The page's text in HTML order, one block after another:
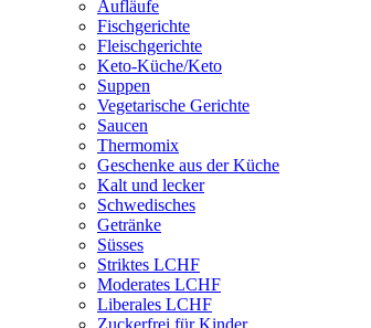
Aufläufe
Fischgerichte
Fleischgerichte
Keto-Küche/Keto
Suppen
Vegetarische Gerichte
Saucen
Thermomix
Geschenke aus der Küche
Kalt und lecker
Schwedisches
Getränke
Süsses
Striktes LCHF
Moderates LCHF
Liberales LCHF
Zuckerfrei für Kinder